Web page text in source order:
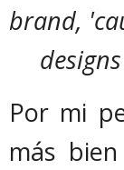
brand,
Por mi
más